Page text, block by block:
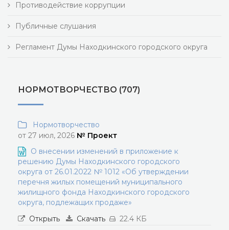
Противодействие коррупции
Публичные слушания
Регламент Думы Находкинского городского округа
НОРМОТВОРЧЕСТВО (707)
Нормотворчество
от 27 июл, 2026 № Проект
О внесении изменений в приложение к
решению Думы Находкинского городского
округа от 26.01.2022 № 1012 «Об утверждении
перечня жилых помещений муниципального
жилищного фонда Находкинского городского
округа, подлежащих продаже»
Открыть
Скачать 22.4 КБ